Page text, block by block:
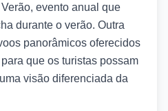
evento anual que
durante o verão. Outra
panorâmicos oferecidos
que os turistas possam
visão diferenciada da